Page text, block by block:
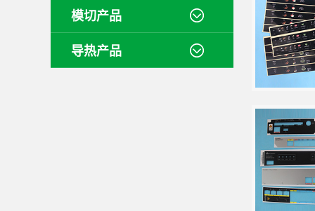
模切产品
导热产品